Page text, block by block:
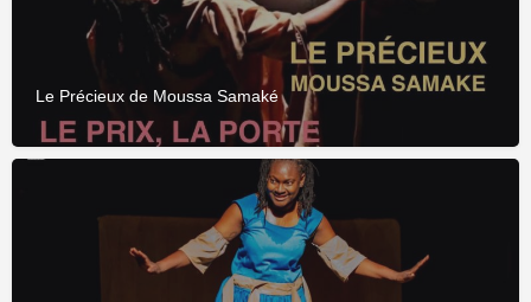
Le Précieux de Moussa Samaké